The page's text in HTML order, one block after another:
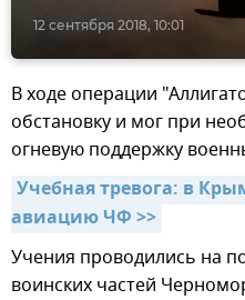
12 сентября 2018, 10:01
В ходе операции
обстановку и мог при
огневую поддержку
Учебная тревога: в
авиацию ЧФ >>
Учения проводились на
воинских частей